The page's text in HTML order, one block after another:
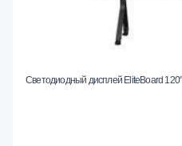
Светодиодный дисплей EliteBoard